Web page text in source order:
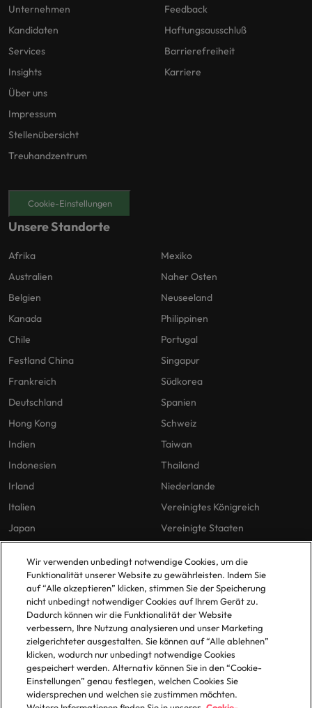
Unternehmen
Kandidaten
Services
Insights
Über uns
Impressum
Stellenübersicht
Treuhandzentrum
Feedback
Haftungsausschluß
Barrierefreiheit
Karriere
Cookie-Einstellungen
Unsere Standorte
Afrika
Australien
Belgien
Kanada
Chile
Festland China
Frankreich
Deutschland
Hong Kong
Indien
Indonesien
Irland
Italien
Japan
Mexiko
Naher Osten
Neuseeland
Philippinen
Portugal
Singapur
Südkorea
Spanien
Schweiz
Taiwan
Thailand
Niederlande
Vereinigtes Königreich
Vereinigte Staaten
Unsere Richtlinien
Datenschutz
Cookie-Richtlinie
Policy Library
Büros
Berlin
Düsseldorf
Frankfurt
Hamburg
Wir verwenden unbedingt notwendige Cookies, um die
Funktionalität unserer Website zu gewährleisten. Indem Sie
auf “Alle akzeptieren” klicken, stimmen Sie der Speicherung
nicht unbedingt notwendiger Cookies auf Ihrem Gerät zu.
Dadurch können wir die Funktionalität der Website
verbessern, Ihre Nutzung analysieren und unser Marketing
zielgerichteter ausgestalten. Sie können auf “Alle ablehnen”
klicken, wodurch nur unbedingt notwendige Cookies
gespeichert werden. Alternativ können Sie in den “Cookie-
Einstellungen” genau festlegen, welchen Cookies Sie
widersprechen und welchen sie zustimmen möchten.